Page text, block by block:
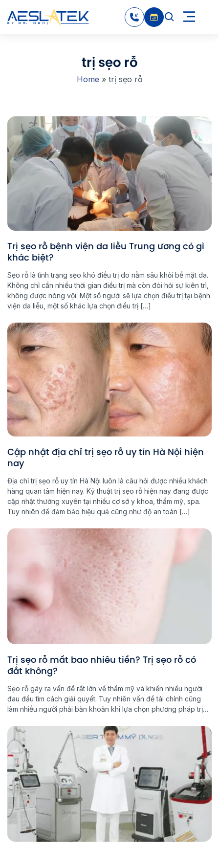
trị sẹo rỗ
Home » trị sẹo rỗ
Trị sẹo rỗ bệnh viện da liễu Trung ương có gì
khác biệt?
Sẹo rỗ là tình trạng sẹo khó điều trị do nằm sâu khỏi bề mặt da.
Không chỉ cần nhiều thời gian điều trị mà còn đòi hỏi sự kiên trì,
không được nóng vội. Một số người sẽ lựa chọn điều trị tại bệnh
viện da liễu, một số khác lựa chọn điều trị […]
Cập nhật địa chỉ trị sẹo rỗ uy tín Hà Nội hiện
nay
Địa chỉ trị sẹo rỗ uy tín Hà Nội luôn là câu hỏi được nhiều khách
hàng quan tâm hiện nay. Kỹ thuật trị sẹo rỗ hiện nay đang được
cập nhật thường xuyên tại nhiều cơ sở y khoa, thẩm mỹ, spa.
Tuy nhiên để đảm bảo hiệu quả cũng như độ an toàn […]
Trị sẹo rỗ mất bao nhiêu tiền? Trị sẹo rỗ có
đắt không?
Sẹo rỗ gây ra vấn đề rất lớn về thẩm mỹ và khiến nhiều người
đau đầu tìm cách giải quyết. Tuy nhiên vấn đề tái chính cũng
làm nhiều người phải băn khoăn khi lựa chọn phương pháp trị
[…]